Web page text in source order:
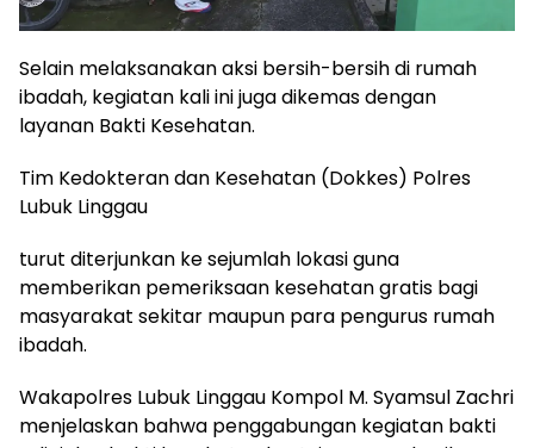
Selain melaksanakan aksi bersih-bersih di rumah
ibadah, kegiatan kali ini juga dikemas dengan
layanan Bakti Kesehatan.
Tim Kedokteran dan Kesehatan (Dokkes) Polres
Lubuk Linggau
turut diterjunkan ke sejumlah lokasi guna
memberikan pemeriksaan kesehatan gratis bagi
masyarakat sekitar maupun para pengurus rumah
ibadah.
Wakapolres Lubuk Linggau Kompol M. Syamsul Zachri
menjelaskan bahwa penggabungan kegiatan bakti